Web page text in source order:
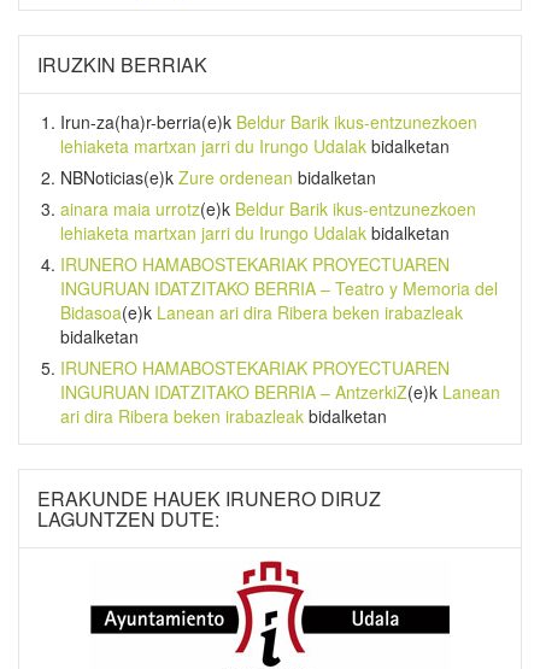
IRUZKIN BERRIAK
Irun-za(ha)r-berria(e)k Beldur Barik ikus-entzunezkoen
lehiaketa martxan jarri du Irungo Udalak bidalketan
NBNoticias(e)k Zure ordenean bidalketan
ainara maia urrotz(e)k Beldur Barik ikus-entzunezkoen
lehiaketa martxan jarri du Irungo Udalak bidalketan
IRUNERO HAMABOSTEKARIAK PROYECTUAREN
INGURUAN IDATZITAKO BERRIA – Teatro y Memoria del
Bidasoa(e)k Lanean ari dira Ribera beken irabazleak
bidalketan
IRUNERO HAMABOSTEKARIAK PROYECTUAREN
INGURUAN IDATZITAKO BERRIA – AntzerkiZ(e)k Lanean
ari dira Ribera beken irabazleak bidalketan
ERAKUNDE HAUEK IRUNERO DIRUZ
LAGUNTZEN DUTE: